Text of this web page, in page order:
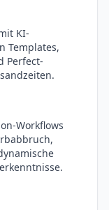
KI-
Templates,
Perfect-
Workflows